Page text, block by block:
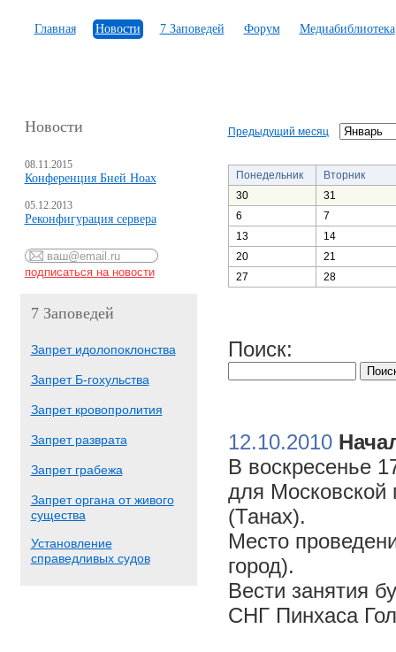
Главная Новости 7 Заповедей Форум Медиабиблиотека
Новости
08.11.2015
Конференция Бней Ноах
05.12.2013
Реконфигурация сервера
7 Заповедей
Запрет идолопоклонства
Запрет Б-гохульства
Запрет кровопролития
Запрет разврата
Запрет грабежа
Запрет органа от живого
существа
Установление
справедливых судов
Предыдущий месяц
Понедельник
Вторник
30
31
6
7
13
14
20
21
27
28
Поиск:
12.10.2010
В воскресенье
для Московской
(Танах).
Место
город).
Вести занятия
СНГ Пинхаса